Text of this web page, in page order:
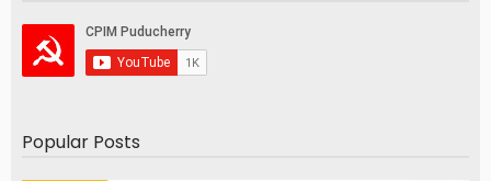
Popular Posts